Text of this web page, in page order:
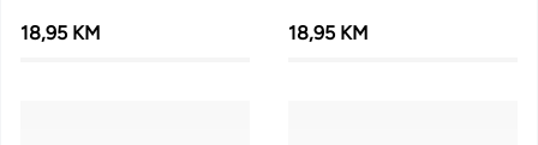
18,95 KM
18,95 KM